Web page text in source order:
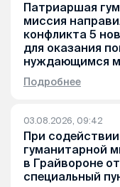
Патриаршая
миссия
конфликта 5
для оказания
нуждающимся
Подробнее
03.08.2026, 09:42
При
гуманитарной
в Грайвороне
специальный